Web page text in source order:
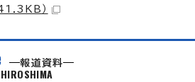
）
報道資料